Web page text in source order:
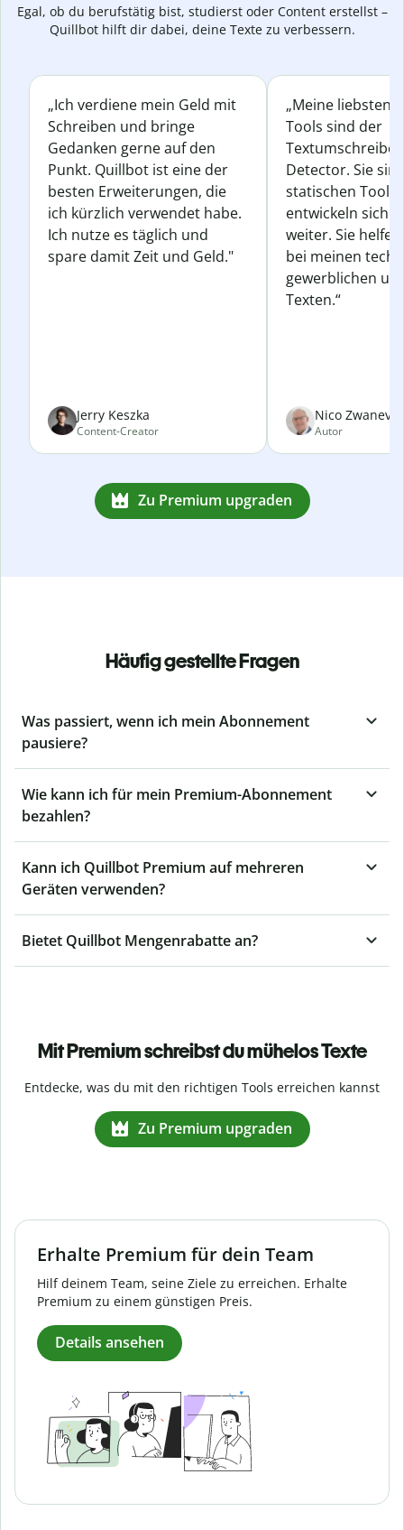
Egal, ob du berufstätig bist, studierst oder Content erstellst –
Quillbot hilft dir dabei, deine Texte zu verbessern.
„Ich verdiene mein Geld mit
Schreiben und bringe
Gedanken gerne auf den
Punkt. Quillbot ist eine der
besten Erweiterungen, die
ich kürzlich verwendet habe.
Ich nutze es täglich und
spare damit Zeit und Geld."
Jerry Keszka
Content-Creator
„Meine liebsten
Tools sind der
Detector. Sie
statischen
entwickeln sich
weiter. Sie
bei meinen
gewerblichen
Texten.“
Nico
Autor
Zu Premium upgraden
Häufig gestellte Fragen
Was passiert, wenn ich mein Abonnement
pausiere?
Wie kann ich für mein Premium-Abonnement
bezahlen?
Kann ich Quillbot Premium auf mehreren
Geräten verwenden?
Bietet Quillbot Mengenrabatte an?
Mit Premium schreibst du mühelos Texte
Entdecke, was du mit den richtigen Tools erreichen kannst
Zu Premium upgraden
Erhalte Premium für dein Team
Hilf deinem Team, seine Ziele zu erreichen. Erhalte
Premium zu einem günstigen Preis.
Details ansehen